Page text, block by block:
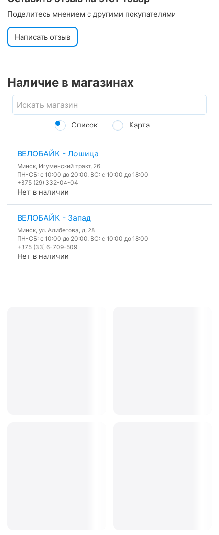
Поделитесь мнением с другими покупателями
Написать отзыв
Наличие в магазинах
Список Карта
ВЕЛОБАЙК - Лошица
Минск, Игуменский тракт, 26
ПН-СБ: с 10:00 до 20:00, ВС: с 10:00 до 18:00
+375 (29) 332-04-04
Нет в наличии
ВЕЛОБАЙК - Запад
Минск, ул. Алибегова, д. 28
ПН-СБ: с 10:00 до 20:00, ВС: с 10:00 до 18:00
+375 (33) 6-709-509
Нет в наличии